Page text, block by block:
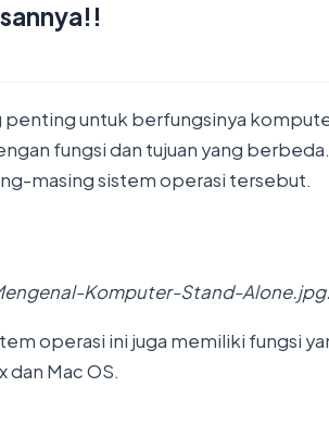
untuk berfungsinya
fungsi dan tujuan yang
masing sistem operasi tersebut.
Komputer-Stand-
operasi ini juga memiliki fungsi
Mac OS.